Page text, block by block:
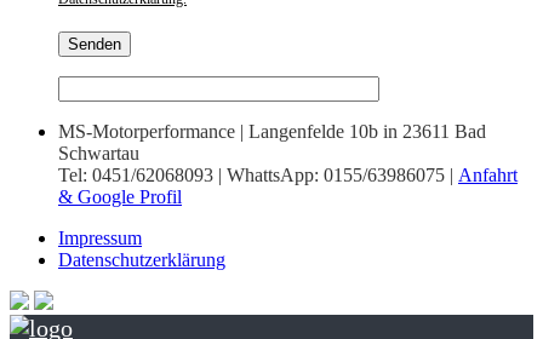
MS-Motorperformance | Langenfelde 10b in 23611 Bad
Schwartau
Tel: 0451/62068093 | WhattsApp: 0155/63986075 | Anfahrt
& Google Profil
Impressum
Datenschutzerklärung